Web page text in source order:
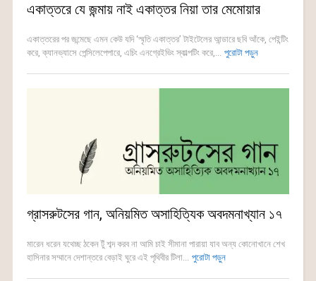
একাত্তরে যে জন্মায় নাই একাত্তর নিয়া তার মেমোয়ার
একাত্তরের পর জন্মেছে এমন কেউ যদি ‘স্মৃতি একাত্তর’ টাইটেলের আন্ডারে ছবি আঁকে, পেইন্টিং
করে, ক্যানভ্যাসে পেন্সিলেপেপারে, এচিং এনগ্রেইভিং স্কাল্পটিং করে,... পুরোটা পড়ুন
গ্রাসরুটসের গান, অনিয়মিত অসাহিত্যিক অবদমনাখ্যান ১৭
মারেন ধরেন যথেচ্ছ ঠকেন টুঁ শব্দ করব না আমি চাই সীমানা পারায়া যাব অন্য কোনোখানে শেখ
হাসিনার সম্মানে দেশান্তরে বেড়াই ঘুরে এই পৃথিবীর টিলা... পুরোটা পড়ুন